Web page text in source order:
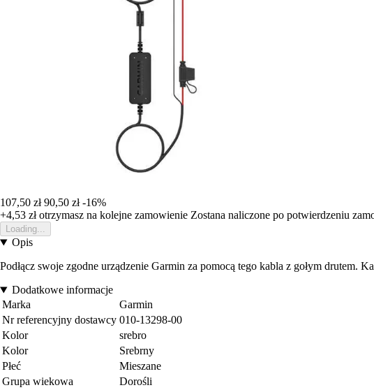
107,50 zł 90,50 zł -16%
+4,53 złotrzymasz na kolejne zamowienie Zostana naliczone po potwierdzeniu
Loading...
Opis
Podłącz swoje zgodne urządzenie Garmin za pomocą tego kabla z gołym
Dodatkowe informacje
Marka
Garmin
Nr referencyjny dostawcy 010-13298-00
Kolor
srebro
Kolor
Srebrny
Płeć
Mieszane
Grupa wiekowa
Dorośli